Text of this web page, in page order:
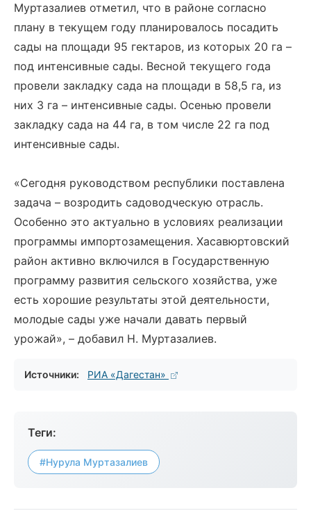
Муртазалиев отметил, что в районе согласно
плану в текущем году планировалось посадить
сады на площади 95 гектаров, из которых 20 га –
под интенсивные сады. Весной текущего года
провели закладку сада на площади в 58,5 га, из
них 3 га – интенсивные сады. Осенью провели
закладку сада на 44 га, в том числе 22 га под
интенсивные сады.
«Сегодня руководством республики поставлена
задача – возродить садоводческую отрасль.
Особенно это актуально в условиях реализации
программы импортозамещения. Хасавюртовский
район активно включился в Государственную
программу развития сельского хозяйства, уже
есть хорошие результаты этой деятельности,
молодые сады уже начали давать первый
урожай», – добавил Н. Муртазалиев.
Источники: РИА «Дагестан»
Теги:
#Нурула Муртазалиев